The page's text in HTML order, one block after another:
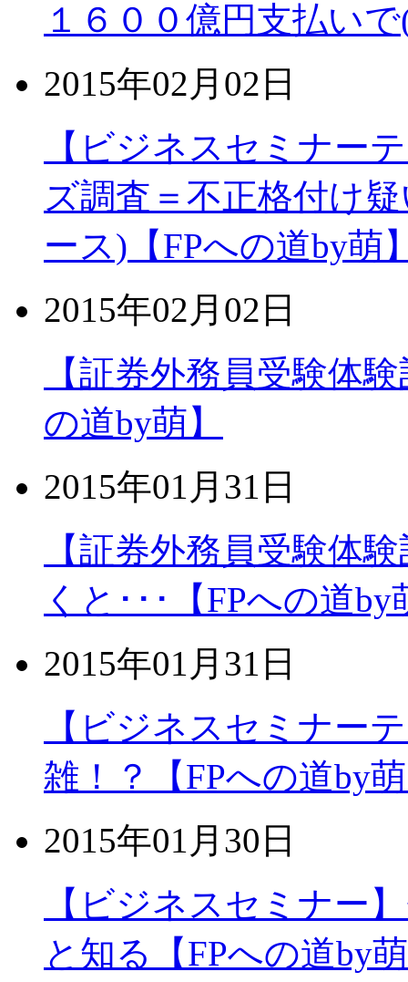
１６００億円支払い
2015年02月02日
【ビジネスセミナー
ズ調査＝不正格付け
ース)【FPへの道by萌
2015年02月02日
【証券外務員受験体
の道by萌】
2015年01月31日
【証券外務員受験体
くと･･･【FPへの道by
2015年01月31日
【ビジネスセミナー
雑！？【FPへの道by
2015年01月30日
【ビジネスセミナー
と知る【FPへの道by